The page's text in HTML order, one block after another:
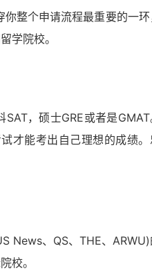
整个申请流程最重要的一环
学院校。
，硕士GRE或者是GMAT
才能考出自己理想的成绩。
News、QS、THE、ARWU)
校。